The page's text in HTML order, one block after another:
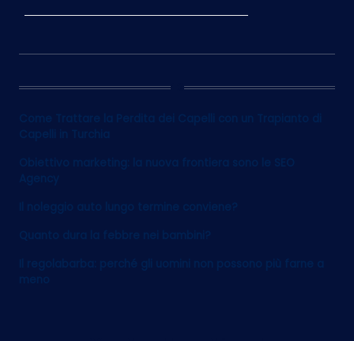
12
Come Trattare la Perdita dei Capelli con un Trapianto di
Capelli in Turchia
Obiettivo marketing: la nuova frontiera sono le SEO
Agency
Il noleggio auto lungo termine conviene?
Quanto dura la febbre nei bambini?
Il regolabarba: perché gli uomini non possono più farne a
meno